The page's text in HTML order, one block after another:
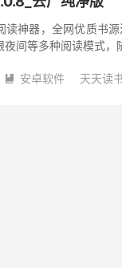
读神器，全网优质书
夜间等多种阅读模式
 安卓软件 天天读